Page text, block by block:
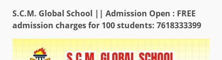
S.C.M. Global School || Admission Open : FREE
admission charges for 100 students: 7618333399